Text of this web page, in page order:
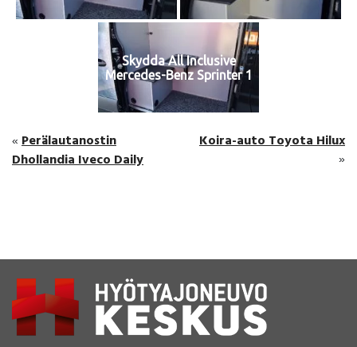
Skydda All Inclusive
Mercedes-Benz Sprinter 1
« Perälautanostin
Dhollandia Iveco Daily
Koira-auto Toyota Hilux
»